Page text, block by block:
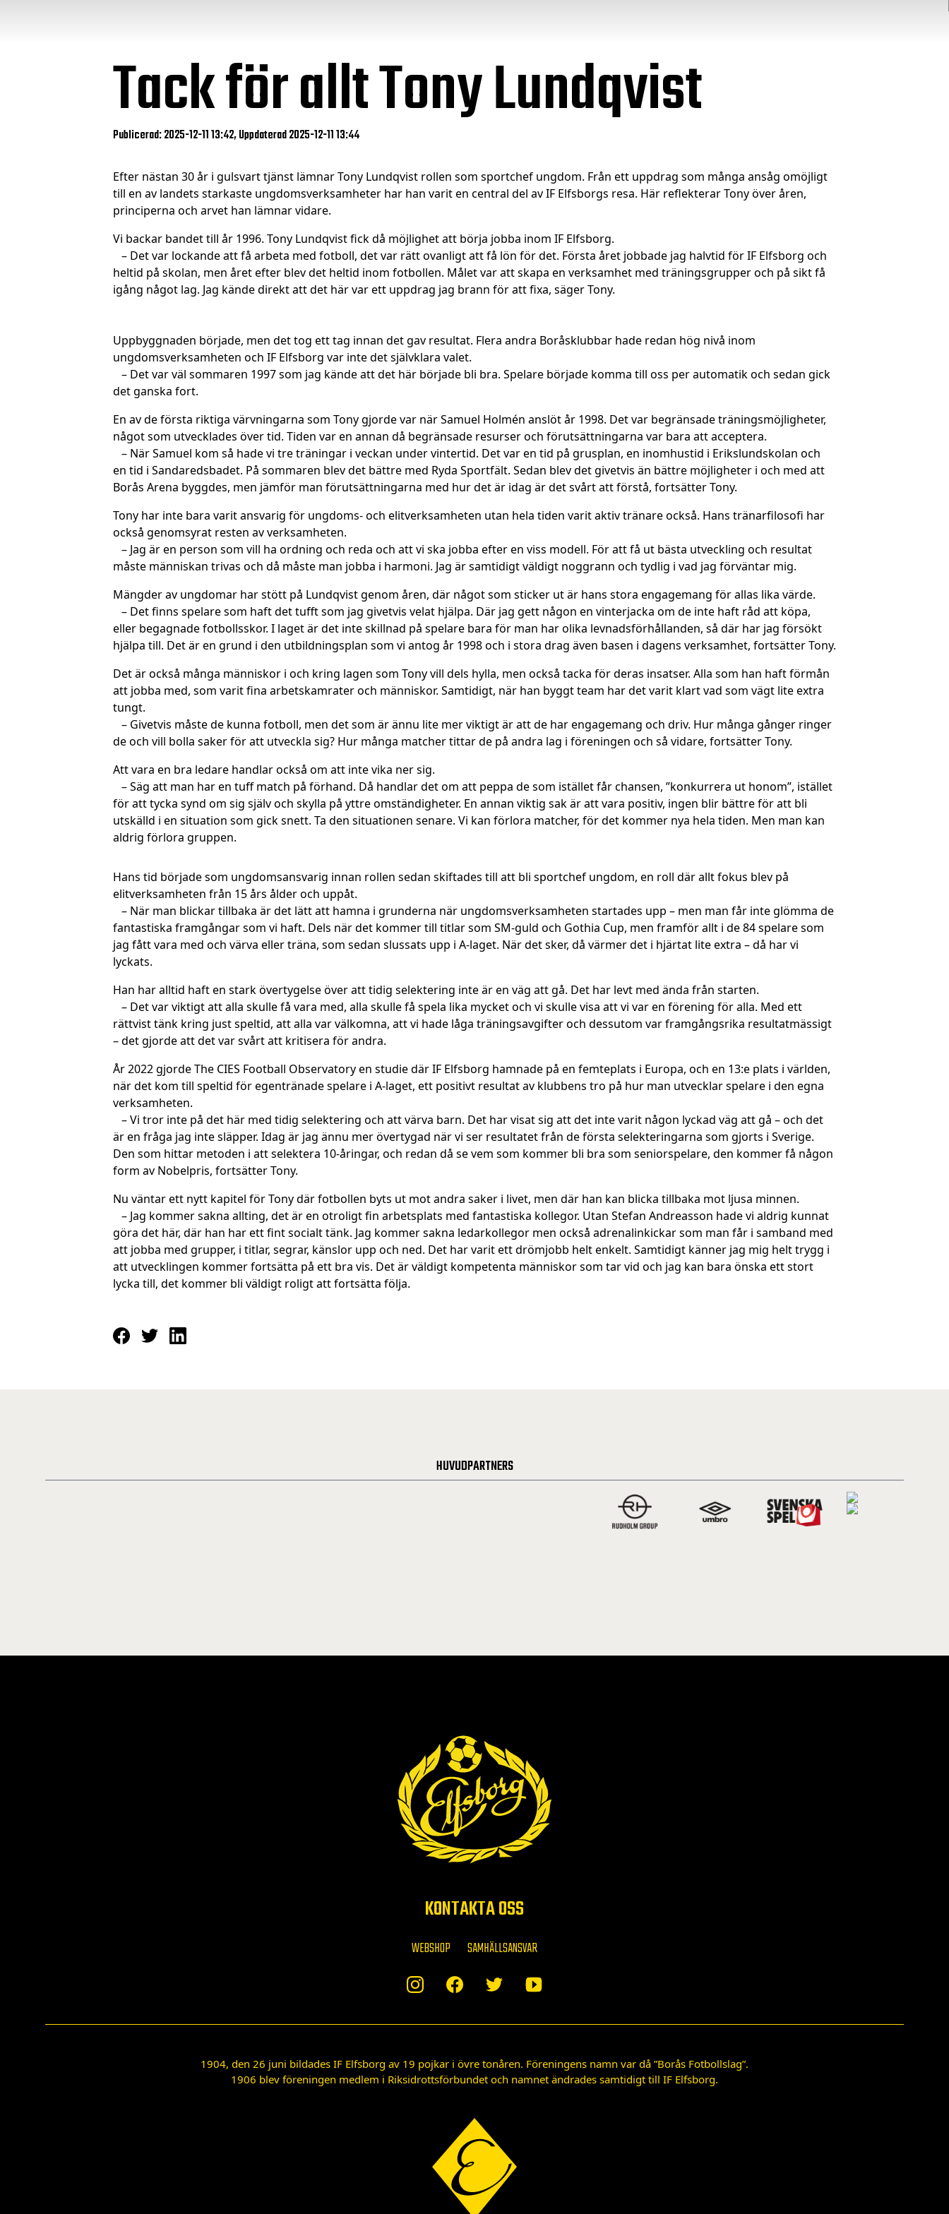
Tack för allt Tony Lundqvist
Publicerad: 2025-12-11 13:42, Uppdaterad 2025-12-11 13:44
Efter nästan 30 år i gulsvart tjänst lämnar Tony Lundqvist rollen som sportchef ungdom. Från ett uppdrag som många ansåg omöjligt
till en av landets starkaste ungdomsverksamheter har han varit en central del av IF Elfsborgs resa. Här reflekterar Tony över åren,
principerna och arvet han lämnar vidare.
Vi backar bandet till år 1996. Tony Lundqvist fick då möjlighet att börja jobba inom IF Elfsborg.
– Det var lockande att få arbeta med fotboll, det var rätt ovanligt att få lön för det. Första året jobbade jag halvtid för IF Elfsborg och
heltid på skolan, men året efter blev det heltid inom fotbollen. Målet var att skapa en verksamhet med träningsgrupper och på sikt få
igång något lag. Jag kände direkt att det här var ett uppdrag jag brann för att fixa, säger Tony.
Uppbyggnaden började, men det tog ett tag innan det gav resultat. Flera andra Boråsklubbar hade redan hög nivå inom
ungdomsverksamheten och IF Elfsborg var inte det självklara valet.
– Det var väl sommaren 1997 som jag kände att det här började bli bra. Spelare började komma till oss per automatik och sedan gick
det ganska fort.
En av de första riktiga värvningarna som Tony gjorde var när Samuel Holmén anslöt år 1998. Det var begränsade träningsmöjligheter,
något som utvecklades över tid. Tiden var en annan då begränsade resurser och förutsättningarna var bara att acceptera.
– När Samuel kom så hade vi tre träningar i veckan under vintertid. Det var en tid på grusplan, en inomhustid i Erikslundskolan och
en tid i Sandaredsbadet. På sommaren blev det bättre med Ryda Sportfält. Sedan blev det givetvis än bättre möjligheter i och med att
Borås Arena byggdes, men jämför man förutsättningarna med hur det är idag är det svårt att förstå, fortsätter Tony.
Tony har inte bara varit ansvarig för ungdoms- och elitverksamheten utan hela tiden varit aktiv tränare också. Hans tränarfilosofi har
också genomsyrat resten av verksamheten.
– Jag är en person som vill ha ordning och reda och att vi ska jobba efter en viss modell. För att få ut bästa utveckling och resultat
måste människan trivas och då måste man jobba i harmoni. Jag är samtidigt väldigt noggrann och tydlig i vad jag förväntar mig.
Mängder av ungdomar har stött på Lundqvist genom åren, där något som sticker ut är hans stora engagemang för allas lika värde.
– Det finns spelare som haft det tufft som jag givetvis velat hjälpa. Där jag gett någon en vinterjacka om de inte haft råd att köpa,
eller begagnade fotbollsskor. I laget är det inte skillnad på spelare bara för man har olika levnadsförhållanden, så där har jag försökt
hjälpa till. Det är en grund i den utbildningsplan som vi antog år 1998 och i stora drag även basen i dagens verksamhet, fortsätter Tony.
Det är också många människor i och kring lagen som Tony vill dels hylla, men också tacka för deras insatser. Alla som han haft förmån
att jobba med, som varit fina arbetskamrater och människor. Samtidigt, när han byggt team har det varit klart vad som vägt lite extra
tungt.
– Givetvis måste de kunna fotboll, men det som är ännu lite mer viktigt är att de har engagemang och driv. Hur många gånger ringer
de och vill bolla saker för att utveckla sig? Hur många matcher tittar de på andra lag i föreningen och så vidare, fortsätter Tony.
Att vara en bra ledare handlar också om att inte vika ner sig.
– Säg att man har en tuff match på förhand. Då handlar det om att peppa de som istället får chansen, ”konkurrera ut honom”, istället
för att tycka synd om sig själv och skylla på yttre omständigheter. En annan viktig sak är att vara positiv, ingen blir bättre för att bli
utskälld i en situation som gick snett. Ta den situationen senare. Vi kan förlora matcher, för det kommer nya hela tiden. Men man kan
aldrig förlora gruppen.
Hans tid började som ungdomsansvarig innan rollen sedan skiftades till att bli sportchef ungdom, en roll där allt fokus blev på
elitverksamheten från 15 års ålder och uppåt.
– När man blickar tillbaka är det lätt att hamna i grunderna när ungdomsverksamheten startades upp – men man får inte glömma de
fantastiska framgångar som vi haft. Dels när det kommer till titlar som SM-guld och Gothia Cup, men framför allt i de 84 spelare som
jag fått vara med och värva eller träna, som sedan slussats upp i A-laget. När det sker, då värmer det i hjärtat lite extra – då har vi
lyckats.
Han har alltid haft en stark övertygelse över att tidig selektering inte är en väg att gå. Det har levt med ända från starten.
– Det var viktigt att alla skulle få vara med, alla skulle få spela lika mycket och vi skulle visa att vi var en förening för alla. Med ett
rättvist tänk kring just speltid, att alla var välkomna, att vi hade låga träningsavgifter och dessutom var framgångsrika resultatmässigt
– det gjorde att det var svårt att kritisera för andra.
År 2022 gjorde The CIES Football Observatory en studie där IF Elfsborg hamnade på en femteplats i Europa, och en 13:e plats i världen,
när det kom till speltid för egentränade spelare i A-laget, ett positivt resultat av klubbens tro på hur man utvecklar spelare i den egna
verksamheten.
– Vi tror inte på det här med tidig selektering och att värva barn. Det har visat sig att det inte varit någon lyckad väg att gå – och det
är en fråga jag inte släpper. Idag är jag ännu mer övertygad när vi ser resultatet från de första selekteringarna som gjorts i Sverige.
Den som hittar metoden i att selektera 10-åringar, och redan då se vem som kommer bli bra som seniorspelare, den kommer få någon
form av Nobelpris, fortsätter Tony.
Nu väntar ett nytt kapitel för Tony där fotbollen byts ut mot andra saker i livet, men där han kan blicka tillbaka mot ljusa minnen.
– Jag kommer sakna allting, det är en otroligt fin arbetsplats med fantastiska kollegor. Utan Stefan Andreasson hade vi aldrig kunnat
göra det här, där han har ett fint socialt tänk. Jag kommer sakna ledarkollegor men också adrenalinkickar som man får i samband med
att jobba med grupper, i titlar, segrar, känslor upp och ned. Det har varit ett drömjobb helt enkelt. Samtidigt känner jag mig helt trygg i
att utvecklingen kommer fortsätta på ett bra vis. Det är väldigt kompetenta människor som tar vid och jag kan bara önska ett stort
lycka till, det kommer bli väldigt roligt att fortsätta följa.
HUVUDPARTNERS
KONTAKTA OSS
WEBSHOP SAMHÄLLSANSVAR
1904, den 26 juni bildades IF Elfsborg av 19 pojkar i övre tonåren. Föreningens namn var då ”Borås Fotbollslag”.
1906 blev föreningen medlem i Riksidrottsförbundet och namnet ändrades samtidigt till IF Elfsborg.